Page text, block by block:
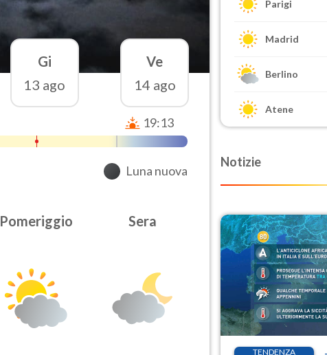
Gi
13 ago
Ve
14 ago
19:13
Luna nuova
Pomeriggio Sera
Parigi
Madrid
Berlino
Atene
Notizie
TENDENZA